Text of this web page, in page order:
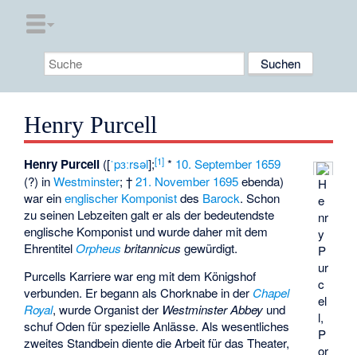
Henry Purcell
H
e
nr
y
P
ur
c
el
l,
P
or
Henry Purcell ([ˈpɜːrsəl];[1] * 10. September 1659
(?) inWestminster; †21. November 1695ebenda)
war einenglischer Komponistdes Barock. Schon
zu seinen Lebzeiten galt er als der bedeutendste
englische Komponist und wurde daher mit dem
EhrentitelOrpheus britannicus gewürdigt.
Purcells Karriere war eng mit dem Königshof
verbunden. Er begann als Chorknabe in der Chapel
Royal, wurde Organist der Westminster Abbey und
schuf Oden für spezielle Anlässe. Als wesentliches
zweites Standbein diente die Arbeit für das Theater,